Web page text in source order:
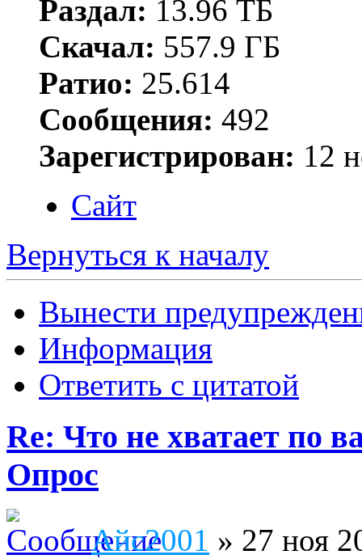
Раздал: 13.96 ТБ
Скачал: 557.9 ГБ
Ратио: 25.614
Сообщения: 492
Зарегистрирован: 12
Сайт
Вернуться к началу
Вынести
Информация
Ответить с цитатой
Re: Что не хватает по
Опрос
Айс2001 » 27 ноя